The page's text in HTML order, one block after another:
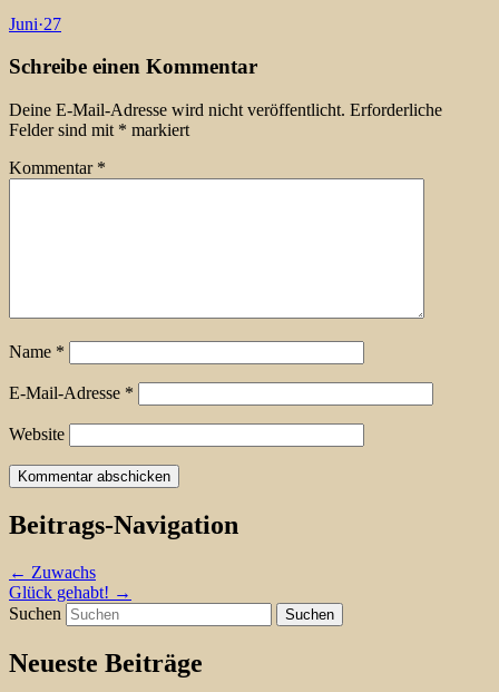
Juni·27
Schreibe einen Kommentar
Deine E-Mail-Adresse wird nicht veröffentlicht. Erforderliche
Felder sind mit * markiert
Kommentar *
Name *
E-Mail-Adresse *
Website
Beitrags-Navigation
← Zuwachs
Glück gehabt! →
Suchen
Neueste Beiträge